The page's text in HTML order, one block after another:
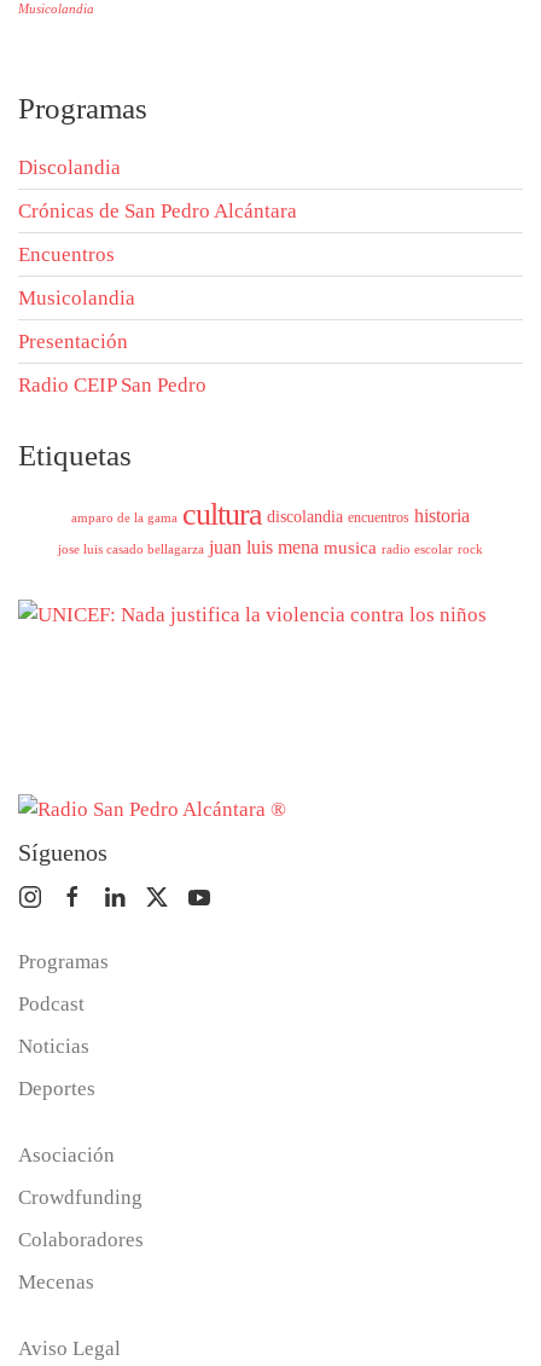
Musicolandia
Programas
Discolandia
Crónicas de San Pedro Alcántara
Encuentros
Musicolandia
Presentación
Radio CEIP San Pedro
Etiquetas
amparo de la gama cultura discolandia encuentros historia
jose luis casado bellagarza juan luis mena musica radio escolar rock
Síguenos
Programas
Podcast
Noticias
Deportes
Asociación
Crowdfunding
Colaboradores
Mecenas
Aviso Legal